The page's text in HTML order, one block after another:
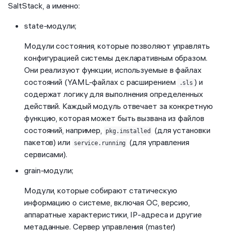
SaltStack, а именно:
state-модули;
Модули состояния, которые позволяют управлять
конфигурацией системы декларативным образом.
Они реализуют функции, используемые в файлах
состояний (YAML-файлах с расширением
.sls ) и
содержат логику для выполнения определенных
действий. Каждый модуль отвечает за конкретную
функцию, которая может быть вызвана из файлов
состояний, например,
pkg.installed
(для установки
пакетов) или service.running (для управления
сервисами).
grain-модули;
Модули, которые собирают статическую
информацию о системе, включая ОС, версию,
аппаратные характеристики, IP-адреса и другие
метаданные. Сервер управления (master)